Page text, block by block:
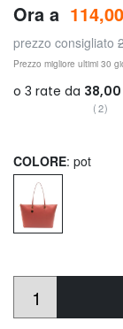
Ora a
prezzo consigliato
Prezzo migliore ultimi 30
(2)
COLORE: pot